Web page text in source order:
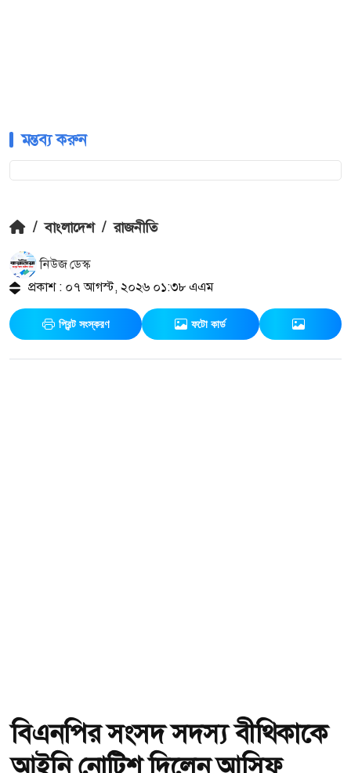
মন্তব্য করুন
/ বাংলাদেশ / রাজনীতি
নিউজ ডেস্ক
প্রকাশ : ০৭ আগস্ট, ২০২৬ ০১:৩৮ এএম
প্রিন্ট সংস্করণ ফটো কার্ড
বিএনপির সংসদ সদস্য বীথিকাকে